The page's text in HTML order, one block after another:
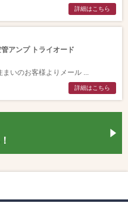
詳細はこちら
アンプ トライオード
いのお客様よりメール ...
詳細はこちら